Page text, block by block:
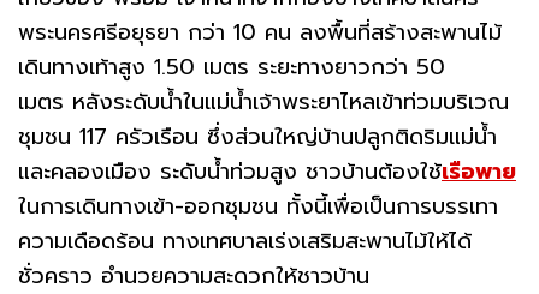
พระนครศรีอยุธยา กว่า 10 คน ลงพื้นที่สร้างสะพานไม้
เดินทางเท้าสูง 1.50 เมตร ระยะทางยาวกว่า 50
เมตร หลังระดับน้ำในแม่น้ำเจ้าพระยาไหลเข้าท่วมบริเวณ
ชุมชน 117 ครัวเรือน ซึ่งส่วนใหญ่บ้านปลูกติดริมแม่น้ำ
และคลองเมือง ระดับน้ำท่วมสูง ชาวบ้านต้องใช้เรือพาย
ในการเดินทางเข้า-ออกชุมชน ทั้งนี้เพื่อเป็นการบรรเทา
ความเดือดร้อน ทางเทศบาลเร่งเสริมสะพานไม้ให้ได้
ชั่วคราว อำนวยความสะดวกให้ชาวบ้าน